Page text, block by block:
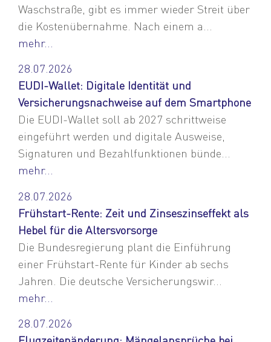
Waschstraße, gibt es immer wieder Streit über
die Kostenübernahme. Nach einem a...
mehr...
28.07.2026
EUDI-Wallet: Digitale Identität und
Versicherungsnachweise auf dem Smartphone
Die EUDI-Wallet soll ab 2027 schrittweise
eingeführt werden und digitale Ausweise,
Signaturen und Bezahlfunktionen bünde...
mehr...
28.07.2026
Frühstart-Rente: Zeit und Zinseszinseffekt als
Hebel für die Altersvorsorge
Die Bundesregierung plant die Einführung
einer Frühstart-Rente für Kinder ab sechs
Jahren. Die deutsche Versicherungswir...
mehr...
28.07.2026